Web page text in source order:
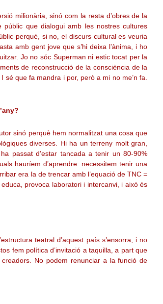
milionària, sinó com la resta d’obres de la
que dialogui amb les nostres cultures
perquè, si no, el discurs cultural es veuria
amb gent jove que s’hi deixa l’ànima, i ho
Jo no sóc Superman ni estic tocat per la
de reconstrucció de la consciència de la
que fa mandra i por, però a mi no me’n fa.
sinó perquè hem normalitzat una cosa que
diverses. Hi ha un terreny molt gran,
passat d’estar tancada a tenir un 80-90%
hauríem d’aprendre: necessitem tenir una
era la de trencar amb l’equació de TNC =
provoca laboratori i intercanvi, i això és
teatral d’aquest país s’ensorra, i no
fem política d’invitació a taquilla, a part que
No podem renunciar a la funció de